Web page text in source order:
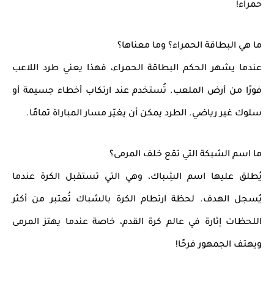
حمراء!
ما هي البطاقة الحمراء؟ وما معناها؟
عندما يشهر الحكم البطاقة الحمراء، فهذا يعني طرد اللاعب
فورًا من أرض الملعب. تُستخدم عند ارتكاب أخطاء جسيمة أو
سلوك غير رياضي. الطرد يمكن أن يغيّر مسار المباراة تمامًا.
ما اسم الشبكة التي تقع خلف المرمى؟
يُطلق عليها اسم الشِباك، وهي التي تستقبل الكرة عندما
يُسجل الهدف. لحظة ارتطام الكرة بالشباك تُعتبر من أكثر
اللحظات إثارة في عالم كرة القدم، خاصة عندما يهتز المرمى
ويهتف الجمهور فرحًا!